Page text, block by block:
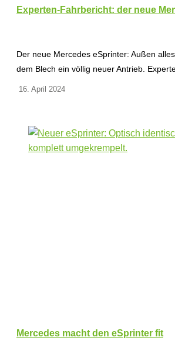
Experten-Fahrbericht: der neue
Der neue Mercedes eSprinter: Außen
dem Blech ein völlig neuer Antrieb.
16. April 2024
Mercedes macht den eSprinter fit